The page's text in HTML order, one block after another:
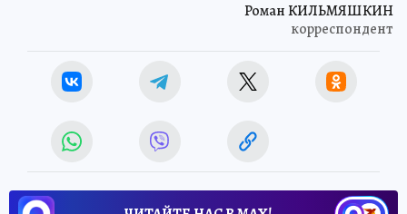
Роман КИЛЬМЯШКИН
корреспондент